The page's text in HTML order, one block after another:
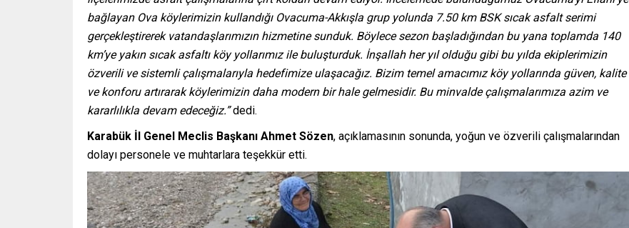
bağlayan Ova köylerimizin kullandığı Ovacuma-Akkışla grup yolunda 7.50 km BSK sıcak asfalt serimi
gerçekleştirerek vatandaşlarımızın hizmetine sunduk. Böylece sezon başladığından bu yana toplamda 140
km’ye yakın sıcak asfaltı köy yollarımız ile buluşturduk. İnşallah her yıl olduğu gibi bu yılda ekiplerimizin
özverili ve sistemli çalışmalarıyla hedefimize ulaşacağız. Bizim temel amacımız köy yollarında güven, kalite
ve konforu artırarak köylerimizin daha modern bir hale gelmesidir. Bu minvalde çalışmalarımıza azim ve
kararlılıkla devam edeceğiz.”dedi.
Karabük İl Genel Meclis Başkanı Ahmet Sözen, açıklamasının sonunda, yoğun ve özverili çalışmalarından
dolayı personele ve muhtarlara teşekkür etti.